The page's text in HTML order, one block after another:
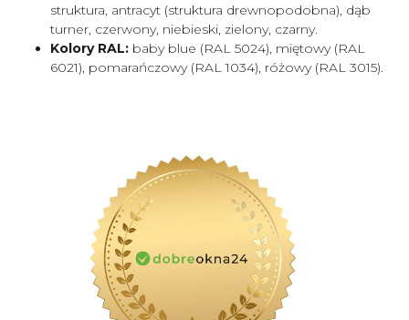
struktura, antracyt (struktura drewnopodobna), dąb
turner, czerwony, niebieski, zielony, czarny.
Kolory RAL: baby blue (RAL 5024), miętowy (RAL
6021), pomarańczowy (RAL 1034), różowy (RAL 3015).